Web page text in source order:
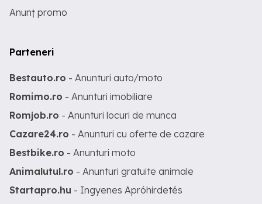
Anunț promo
Parteneri
Bestauto.ro - Anunturi auto/moto
Romimo.ro - Anunturi imobiliare
Romjob.ro - Anunturi locuri de munca
Cazare24.ro - Anunturi cu oferte de cazare
Bestbike.ro - Anunturi moto
Animalutul.ro - Anunturi gratuite animale
Startapro.hu - Ingyenes Apróhirdetés